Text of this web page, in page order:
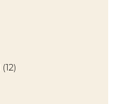
(12)